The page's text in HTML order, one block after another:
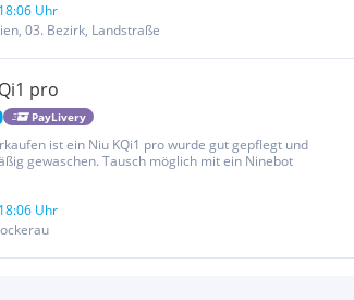
Uhr
03. Bezirk, Landstraße
pro
PayLivery
ist ein Niu KQi1 pro wurde gut gepflegt und
gewaschen. Tausch möglich mit ein Ninebot
Uhr